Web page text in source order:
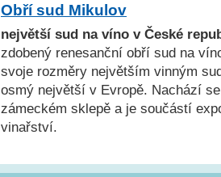
Obří sud Mikulov
největší sud na víno v České
zdobený renesanční obří sud na
svoje rozměry největším vinným
osmý největší v Evropě. Nachází
zámeckém sklepě a je součástí
vinařství.